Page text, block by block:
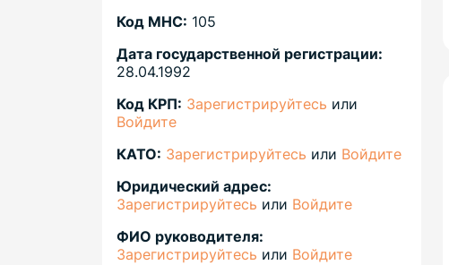
Код МНС: 105
Дата государственной регистрации:
28.04.1992
Код КРП: Зарегистрируйтесь или
Войдите
КАТО: Зарегистрируйтесь или Войдите
Юридический адрес:
Зарегистрируйтесь или Войдите
ФИО руководителя:
Зарегистрируйтесь или Войдите